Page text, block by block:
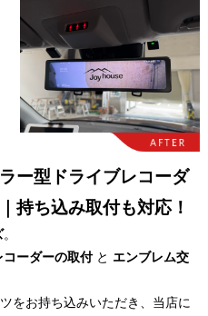
ー型ドライブレコーダ
持ち込み取付も対応！
。
コーダーの取付と エンブレム交
をお持ち込みいただき、当店に